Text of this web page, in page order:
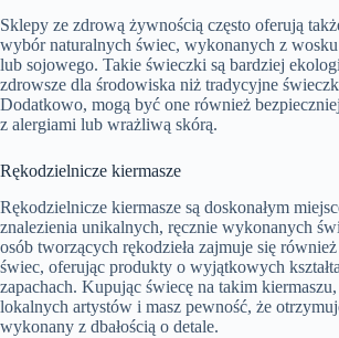
Sklepy ze zdrową żywnością często oferują
wybór naturalnych świec, wykonanych z
lub sojowego. Takie świeczki są bardziej
zdrowsze dla środowiska niż tradycyjne
Dodatkowo, mogą być one również
z alergiami lub wrażliwą skórą.
Rękodzielnicze kiermasze
Rękodzielnicze kiermasze są doskonałym
znalezienia unikalnych, ręcznie wykonanych
osób tworzących rękodzieła zajmuje się
świec, oferując produkty o wyjątkowych
zapachach. Kupując świecę na takim
lokalnych artystów i masz pewność, że
wykonany z dbałością o detale.